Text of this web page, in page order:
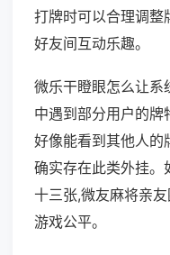
打牌时可以合理调整
好友间互动乐趣。
微乐干瞪眼怎么让系
中遇到部分用户的牌
好像能看到其他人的
确实存在此类外挂。
十三张,微友麻将亲
游戏公平。